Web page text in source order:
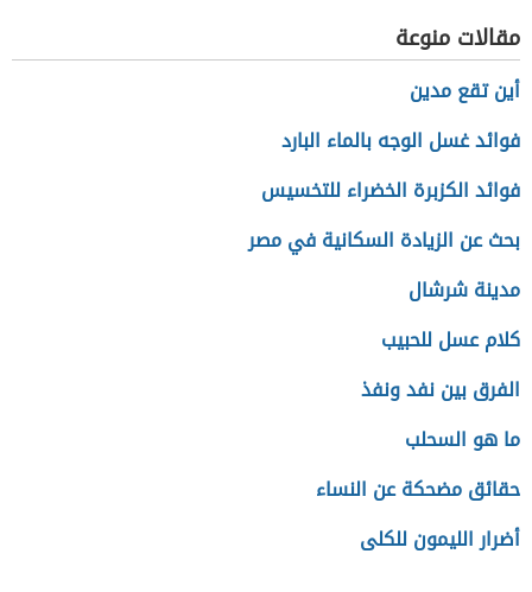
مقالات منوعة
أين تقع مدين
فوائد غسل الوجه بالماء البارد
فوائد الكزبرة الخضراء للتخسيس
بحث عن الزيادة السكانية في مصر
مدينة شرشال
كلام عسل للحبيب
الفرق بين نفد ونفذ
ما هو السحلب
حقائق مضحكة عن النساء
أضرار الليمون للكلى